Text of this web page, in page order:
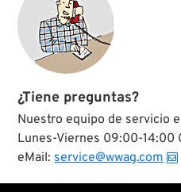
¿Tiene preguntas?
Nuestro equipo de servicio
Lunes-Viernes 09:00-14:00
eMail:service@wwag.com